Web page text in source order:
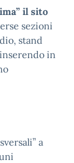
” il sito
sezioni
stand
in
a